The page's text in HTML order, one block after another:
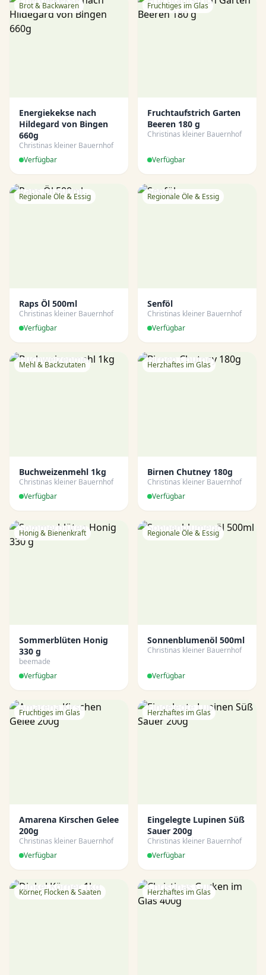
Brot & Backwaren
Energiekekse nach
Hildegard von Bingen
660g
Christinas kleiner Bauernhof
Verfügbar
Fruchtiges im Glas
Fruchtaufstrich Garten
Beeren 180 g
Christinas kleiner Bauernhof
Verfügbar
Regionale Öle & Essig
Raps Öl 500ml
Christinas kleiner Bauernhof
Verfügbar
Regionale Öle & Essig
Senföl
Christinas kleiner Bauernhof
Verfügbar
Mehl & Backzutaten
Buchweizenmehl 1kg
Christinas kleiner Bauernhof
Verfügbar
Herzhaftes im Glas
Birnen Chutney 180g
Christinas kleiner Bauernhof
Verfügbar
Honig & Bienenkraft
Sommerblüten Honig
330 g
beemade
Verfügbar
Regionale Öle & Essig
Sonnenblumenöl 500ml
Christinas kleiner Bauernhof
Verfügbar
Fruchtiges im Glas
Amarena Kirschen Gelee
200g
Christinas kleiner Bauernhof
Verfügbar
Herzhaftes im Glas
Eingelegte Lupinen Süß
Sauer 200g
Christinas kleiner Bauernhof
Verfügbar
Körner, Flocken & Saaten Herzhaftes im Glas